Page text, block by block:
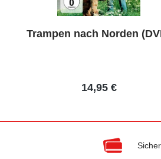
Trampen nach Norden
14,95 €